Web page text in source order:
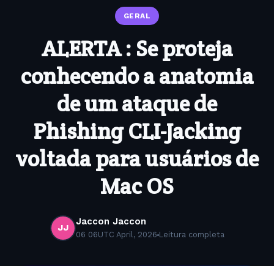
GERAL
ALERTA : Se proteja
conhecendo a anatomia
de um ataque de
Phishing CLI-Jacking
voltada para usuários de
Mac OS
JJ
Jaccon Jaccon
06 06UTC April, 2026 Leitura completa